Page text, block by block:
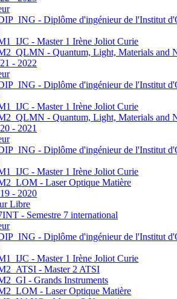
- Diplôme d'ingénieur de l'Institut
- Master 1 Irène Joliot Curie
- Quantum, Light, Materials and
- 2022
- Diplôme d'ingénieur de l'Institut
- Master 1 Irène Joliot Curie
- Quantum, Light, Materials and
- 2021
- Diplôme d'ingénieur de l'Institut
- Master 1 Irène Joliot Curie
- Laser Optique Matière
- 2020
Libre
- Semestre 7 international
- Diplôme d'ingénieur de l'Institut
- Master 1 Irène Joliot Curie
- Master 2 ATSI
- Grands Instruments
- Laser Optique Matière